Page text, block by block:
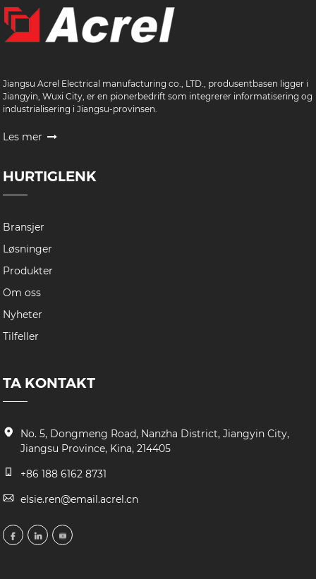
Jiangsu Acrel Electrical manufacturing co., LTD., produsentbasen ligger i
Jiangyin, Wuxi City, er en pionerbedrift som integrerer informatisering og
industrialisering i Jiangsu-provinsen.
Les mer
HURTIGLENK
Bransjer
Løsninger
Produkter
Om oss
Nyheter
Tilfeller
TA KONTAKT
No. 5, Dongmeng Road, Nanzha District, Jiangyin City,
Jiangsu Province, Kina, 214405
+86 188 6162 8731
elsie.ren@email.acrel.cn